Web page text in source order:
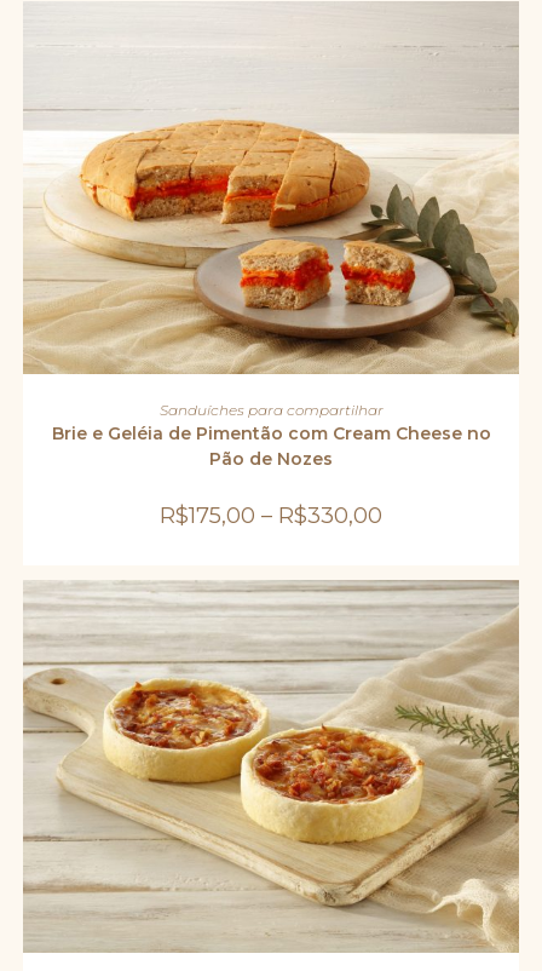
Este
tem
várias
variantes.
As
podem
ser
escolhidas
do
produto
Sanduíches para compartilhar
Brie e Geléia de Pimentão com Cream Cheese no
Pão de Nozes
R$175,00 – R$330,00